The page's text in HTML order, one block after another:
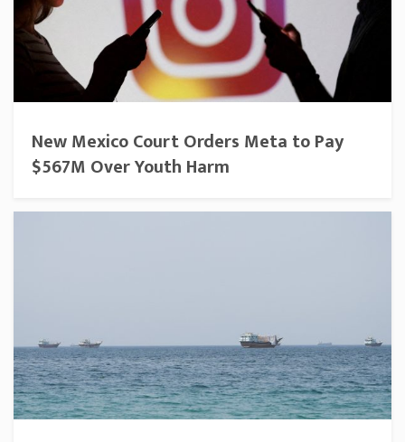
New Mexico Court Orders Meta to Pay
$567M Over Youth Harm